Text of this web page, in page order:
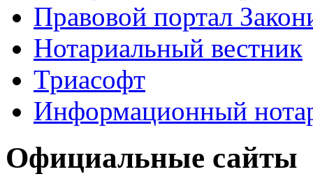
Правовой портал
Нотариальный вестник
Триасофт
Информационный
Официальные сайты